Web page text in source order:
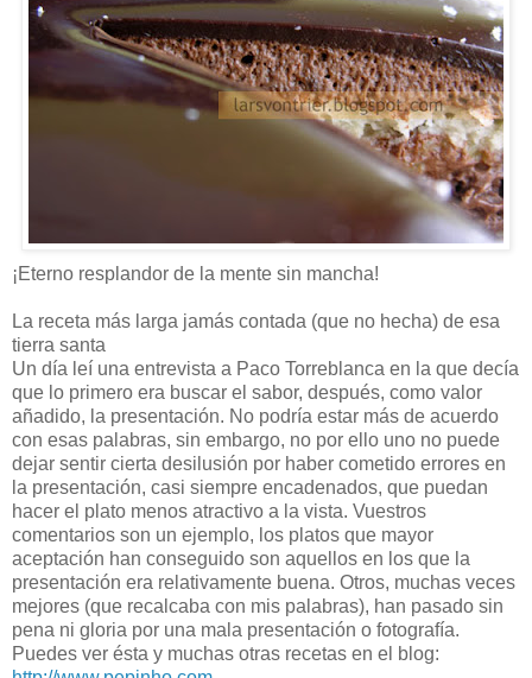
¡Eterno resplandor de la mente sin mancha!
La receta más larga jamás contada (que no hecha) de esa
tierra santa
Un día leí una entrevista a Paco Torreblanca en la que decía
que lo primero era buscar el sabor, después, como valor
añadido, la presentación. No podría estar más de acuerdo
con esas palabras, sin embargo, no por ello uno no puede
dejar sentir cierta desilusión por haber cometido errores en
la presentación, casi siempre encadenados, que puedan
hacer el plato menos atractivo a la vista. Vuestros
comentarios son un ejemplo, los platos que mayor
aceptación han conseguido son aquellos en los que la
presentación era relativamente buena. Otros, muchas veces
mejores (que recalcaba con mis palabras), han pasado sin
pena ni gloria por una mala presentación o fotografía.
Puedes ver ésta y muchas otras recetas en el blog: